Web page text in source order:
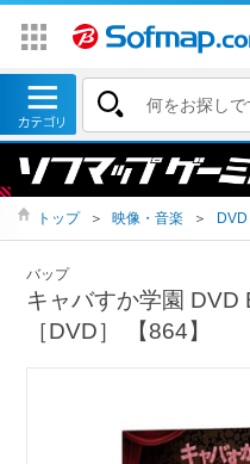
トップ ＞ 映像・音楽 ＞ DVD
バップ
キャバすか学園 DVD
［DVD］ 【864】